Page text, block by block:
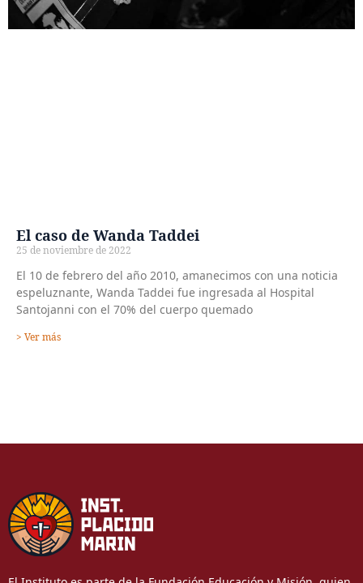
El caso de Wanda Taddei
25 de noviembre de 2022
El 10 de febrero del año 2010, amanecimos con una noticia
espeluznante, Wanda Taddei fue ingresada al Hospital
Santojanni con el 70% del cuerpo quemado
> Ver más